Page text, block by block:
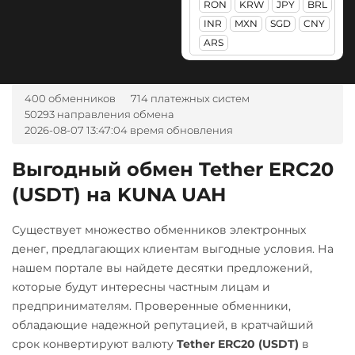
Litecoin (LTC)
Maker (MKR)
NEAR Protocol
NEO
ONDO
Optimism (OP)
PancakeSwap (CAKE)
Pax Dollar (USDP)
ERC20
Pepe
WB Банк RUB
Ziraat Bank TRY
RUB
UAH
CASH-IN RUB
ВТБ Банк RUB
Газпромбанк RUB
Евразийский Банк KZT
ЕРИП Расчет BYN
RON
KRW JPY
BRL
INR
MXN SGD
CNY
ARS
400 обменников
714 платежных систем
50293 направления обмена
2026-08-07 13:47:04 время обновления
Выгодный обмен Tether ERC20
(USDT) на KUNA UAH
Существует множество обменников электронных
денег, предлагающих клиентам выгодные условия. На
нашем портале вы найдете десятки предложений,
которые будут интересны частным лицам и
предпринимателям. Проверенные обменники,
обладающие надежной репутацией, в кратчайший
срок конвертируют валюту Tether ERC20 (USDT) в